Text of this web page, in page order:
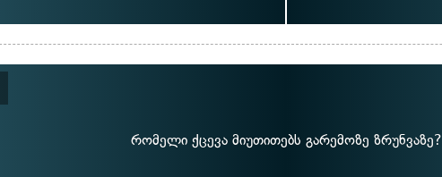
რომელი ქცევა მიუთითებს გარემოზე ზრუნვაზე?